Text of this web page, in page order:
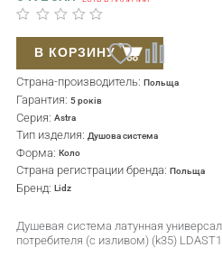
Страна-производитель: Польща
Гарантия: 5 років
Серия: Astra
Тип изделия: Душова система
Форма: Коло
Страна регистрации бренда: Польща
Бренд: Lidz
Душевая система латунная
потребителя (с изливом) (k35)
В КОРЗИНУ